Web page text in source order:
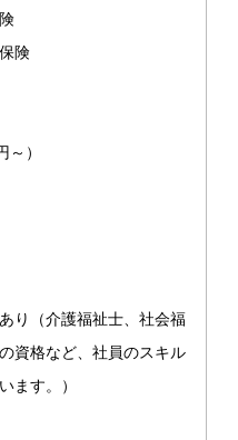
険
）
り（介護福祉士、社会福
資格など、社員のスキル
ます。）